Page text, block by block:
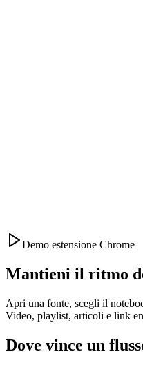
Demo estensione Chrome
Mantieni il ritmo
Apri una fonte, scegli il
Video, playlist, articoli e link
Dove vince un